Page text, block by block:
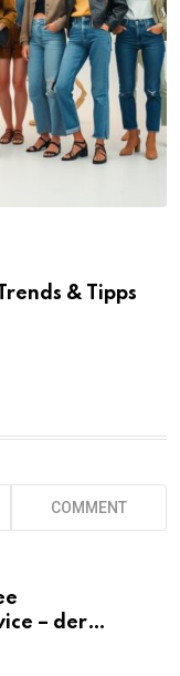
& Tipps
COMMENT
– der